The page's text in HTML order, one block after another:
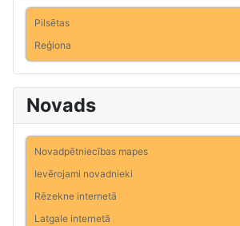
Pilsētas
Reģiona
Novads
Novadpētniecības mapes
Ievērojami novadnieki
Rēzekne internetā
Latgale internetā